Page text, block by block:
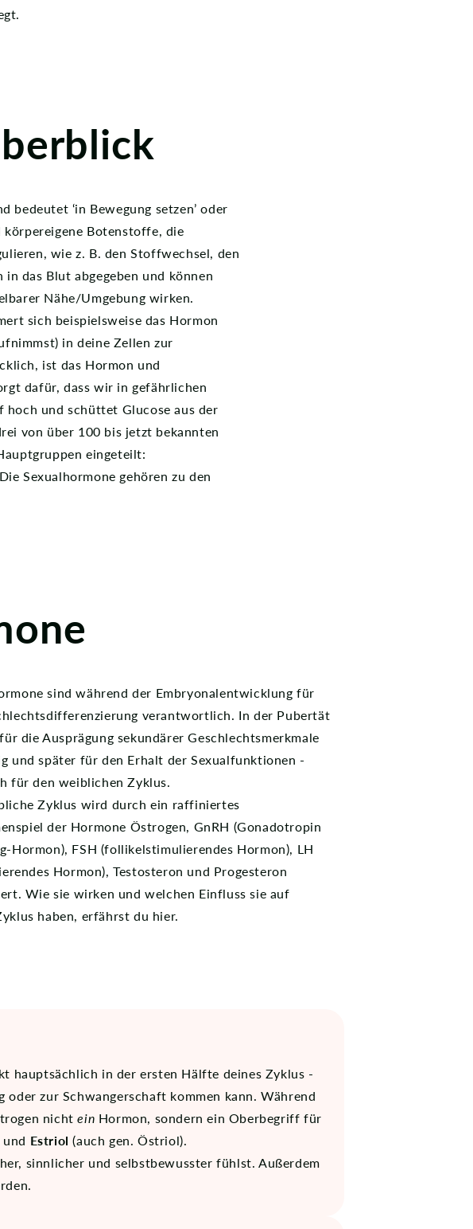
bedeutet ‘in Bewegung setzen’ oder
körpereigene Botenstoffe, die
wie z. B. den Stoffwechsel, den
das Blut abgegeben und können
Nähe/Umgebung wirken.
sich beispielsweise das Hormon
in deine Zellen zur
ist das Hormon und
dafür, dass wir in gefährlichen
und schüttet Glucose aus der
von über 100 bis jetzt bekannten
eingeteilt:
Sexualhormone gehören zu den
sind während der Embryonalentwicklung für
verantwortlich. In der Pubertät
die Ausprägung sekundärer Geschlechtsmerkmale
und später für den Erhalt der Sexualfunktionen -
für den weiblichen Zyklus.
Zyklus wird durch ein raffiniertes
der Hormone Östrogen, GnRH (Gonadotropin
Hormon), FSH (follikelstimulierendes Hormon), LH
Hormon), Testosteron und Progesteron
Wie sie wirken und welchen Einfluss sie auf
haben, erfährst du hier.
hauptsächlich in der ersten Hälfte deines Zyklus -
zur Schwangerschaft kommen kann. Während
nichtein Hormon, sondern ein Oberbegriff für
Estriol(auch gen. Östriol).
sinnlicher und selbstbewusster fühlst. Außerdem